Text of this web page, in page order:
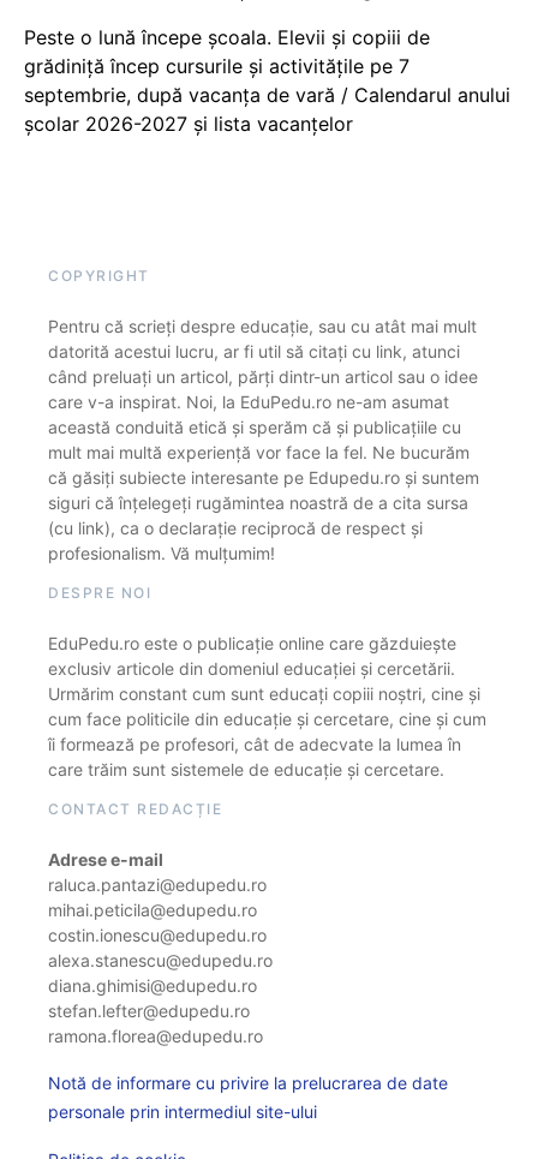
Peste o lună începe școala. Elevii și copiii de
grădiniță încep cursurile și activitățile pe 7
septembrie, după vacanța de vară / Calendarul anului
școlar 2026-2027 și lista vacanțelor
COPYRIGHT
Pentru că scrieți despre educație, sau cu atât mai mult
datorită acestui lucru, ar fi util să citați cu link, atunci
când preluați un articol, părți dintr-un articol sau o idee
care v-a inspirat. Noi, la EduPedu.ro ne-am asumat
această conduită etică și sperăm că și publicațiile cu
mult mai multă experiență vor face la fel. Ne bucurăm
că găsiți subiecte interesante pe Edupedu.ro și suntem
siguri că înțelegeți rugămintea noastră de a cita sursa
(cu link), ca o declarație reciprocă de respect și
profesionalism. Vă mulțumim!
DESPRE NOI
EduPedu.ro este o publicație online care găzduiește
exclusiv articole din domeniul educației și cercetării.
Urmărim constant cum sunt educați copiii noștri, cine și
cum face politicile din educație și cercetare, cine și cum
îi formează pe profesori, cât de adecvate la lumea în
care trăim sunt sistemele de educație și cercetare.
CONTACT REDACȚIE
Adrese e-mail
raluca.pantazi@edupedu.ro
mihai.peticila@edupedu.ro
costin.ionescu@edupedu.ro
alexa.stanescu@edupedu.ro
diana.ghimisi@edupedu.ro
stefan.lefter@edupedu.ro
ramona.florea@edupedu.ro
Notă de informare cu privire la prelucrarea de date
personale prin intermediul site-ului